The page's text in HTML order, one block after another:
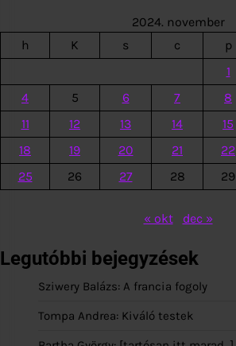
2024. november
h
K s c p
1
4
5 6 7 8
11
12 13 14 15
18
19 20 21 22
25
26 27 28 29
« okt dec »
Legutóbbi bejegyzések
Sziwery Balázs: A francia fogoly
Tompa Andrea: Kiváló testek